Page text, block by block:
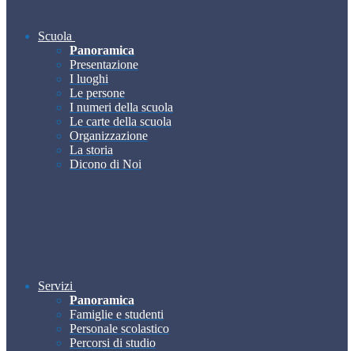
Scuola
Panoramica
Presentazione
I luoghi
Le persone
I numeri della scuola
Le carte della scuola
Organizzazione
La storia
Dicono di Noi
Servizi
Panoramica
Famiglie e studenti
Personale scolastico
Percorsi di studio